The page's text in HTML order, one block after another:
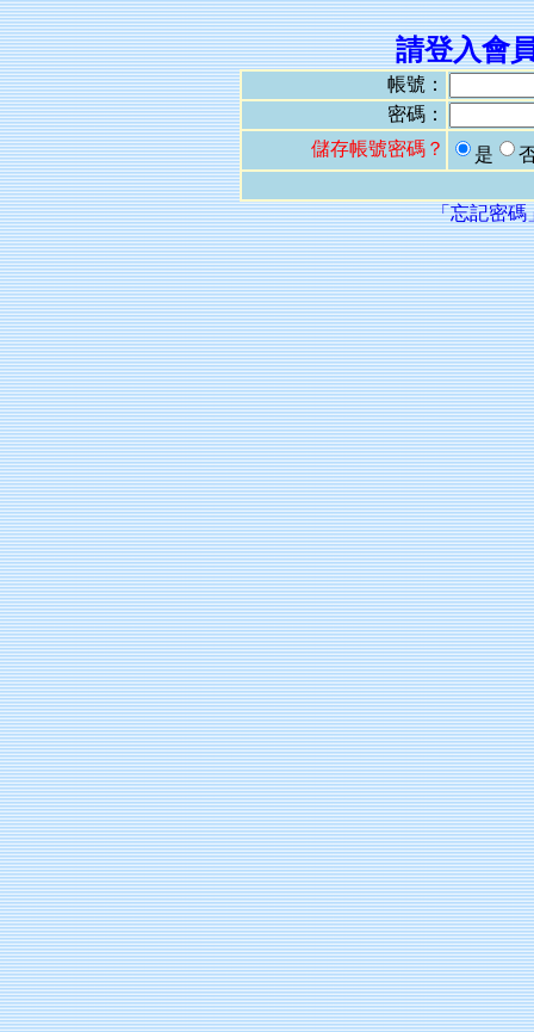
請登入會
帳號：
密碼：
儲存帳號密碼？
是
「忘記密碼